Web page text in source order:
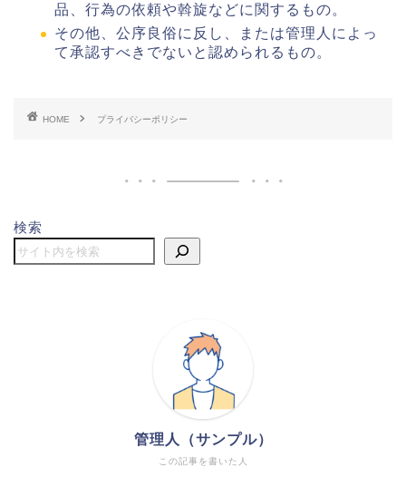
品、行為の依頼や斡旋などに関するもの。
その他、公序良俗に反し、または管理人によっ
て承認すべきでないと認められるもの。
HOME プライバシーポリシー
検索
この記事を書いた人
管理人（サンプル）